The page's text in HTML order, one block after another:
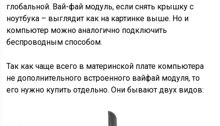
глобальной. Вай-фай модуль, если снять крышку с
ноутбука – выглядит как на картинке выше. Но и
компьютер можно аналогично подключить
беспроводным способом.
Так как чаще всего в материнской плате компьютера
не дополнительного встроенного вайфай модуля, то
его нужно купить отдельно. Они бывают двух видов: